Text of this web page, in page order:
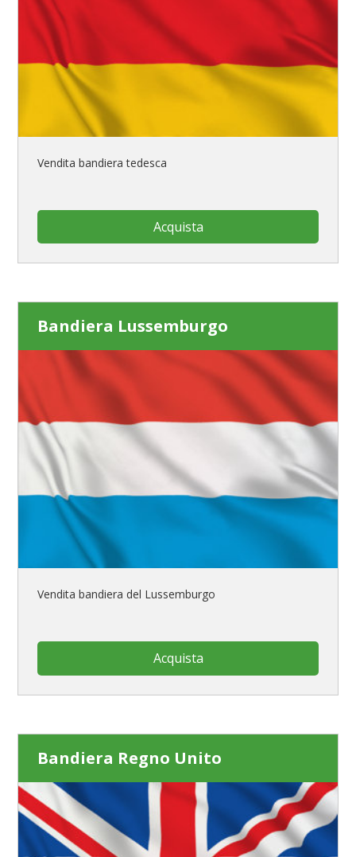
Vendita bandiera tedesca
Acquista
Bandiera Lussemburgo
Vendita bandiera del Lussemburgo
Acquista
Bandiera Regno Unito